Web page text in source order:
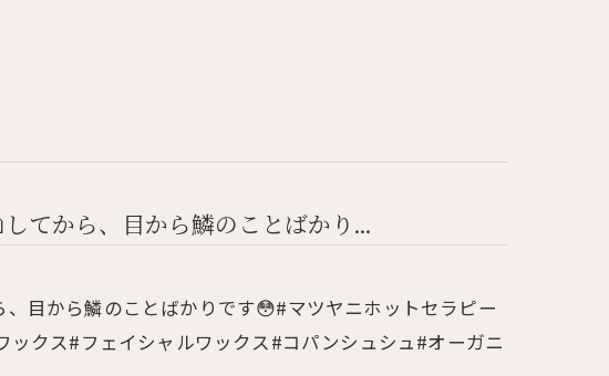
てから、目から鱗のことばかり...
目から鱗のことばかりです😳#マツヤニホットセラピー
クス#フェイシャルワックス#コパンシュシュ#オーガニ